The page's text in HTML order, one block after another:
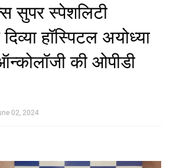
सुपर स्पेशलिटी
हॉस्पिटल अयोध्या
की ओपीडी
02, 2024